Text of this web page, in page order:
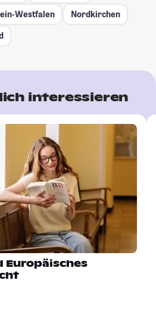
Westfalen
Nordkirchen
interessieren
Europäisches